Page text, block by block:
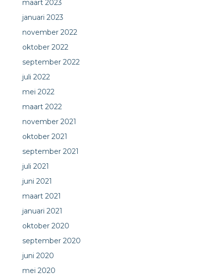
maart 2023
januari 2023
november 2022
oktober 2022
september 2022
juli 2022
mei 2022
maart 2022
november 2021
oktober 2021
september 2021
juli 2021
juni 2021
maart 2021
januari 2021
oktober 2020
september 2020
juni 2020
mei 2020